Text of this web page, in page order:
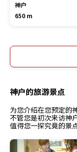
神户
650 m
神户的旅游景点
为您介绍在您预定的
不管您是初次来访神
值得您一探究竟的景